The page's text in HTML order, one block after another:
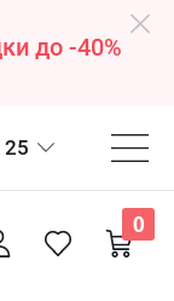
до -40%
25
0